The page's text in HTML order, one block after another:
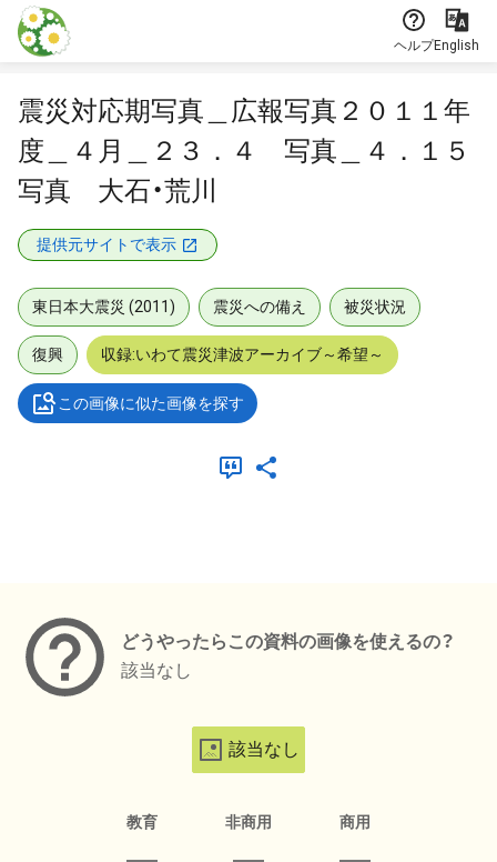
本文に飛ぶ
ヘルプEnglish
震災対応期写真＿広報写真２０１１年
度＿４月＿２３．４ 写真＿４．１５
写真 大石・荒川
提供元サイトで表示
東日本大震災 (2011) 震災への備え 被災状況
復興 収録:いわて震災津波アーカイブ～希望～
この画像に似た画像を探す
どうやったらこの資料の画像を使えるの？
該当なし
該当なし
教育 非商用 商用